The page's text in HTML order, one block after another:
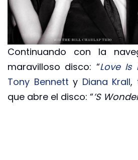
Continuando con la
maravilloso disco: “Love Is
Tony Bennett y Diana Krall,
que abre el disco: “’S